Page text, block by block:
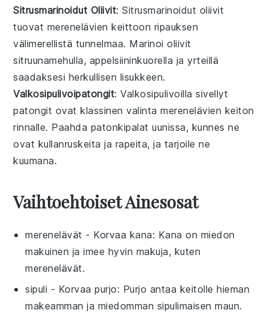
Sitrusmarinoidut Oliivit: Sitrusmarinoidut oliivit
tuovat merenelävien keittoon ripauksen
välimerellistä tunnelmaa. Marinoioliivit
sitruunamehulla, appelsiininkuorella jayrteillä
saadaksesi herkullisen lisukkeen.
Valkosipulivoipatongit: Valkosipulivoilla sivellyt
patongit ovat klassinen valintamerenelävien keiton
rinnalle. Paahda patonkipalat uunissa, kunnes ne
ovat kullanruskeita ja rapeita, ja tarjoile ne
kuumana.
Vaihtoehtoiset Ainesosat
merenelävät - Korvaa kana: Kana on miedon
makuinen ja imee hyvin makuja, kuten
merenelävät.
sipuli - Korvaapurjo: Purjo antaa keitolle hieman
makeamman ja miedomman sipulimaisen maun.